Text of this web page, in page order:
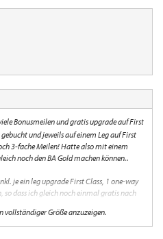
Bonusmeilen und gratis upgrade auf First
und jeweils auf einem Leg auf First
3-fache Meilen! Hatte also mit einem
noch den BA Gold machen können..
je ein leg upgrade First Class, 1 one-way
so dass ich gleich noch einmal gratis nach
Gepäck wie erwartet auf dem Rückweg mit 2
Gold samt Meilen mir absolut wert, da ich
vollständiger Größe anzuzeigen.